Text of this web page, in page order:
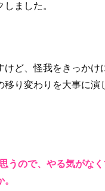
ました。
ど、怪我をきっかけ
り変わりを大事に演
うので、やる気がな